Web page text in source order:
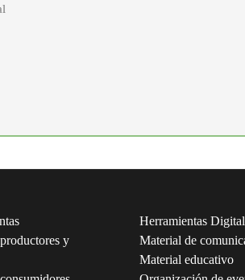
y
Herramientas
Material de
Material educativo